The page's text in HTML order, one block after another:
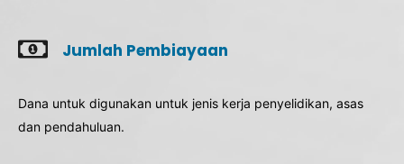
Jumlah Pembiayaan
Dana untuk digunakan untuk jenis kerja penyelidikan, asas
dan pendahuluan.